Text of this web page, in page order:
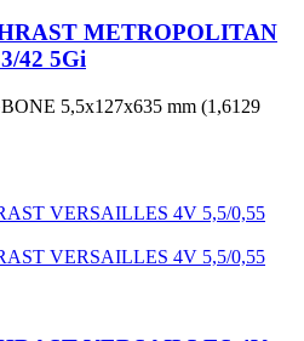
METROPOLITAN
42 5Gi
5,5x127x635 mm (1,6129